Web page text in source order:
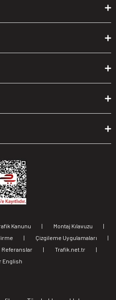
Kanunu | Montaj Kılavuzu
|
| Çizgileme Uygulamaları
|
Referanslar | Trafik.net.tr
|
English